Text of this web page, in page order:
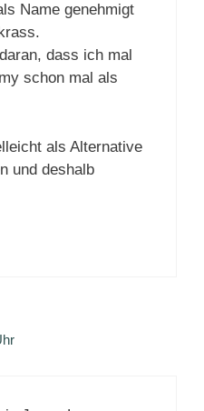
Name genehmigt
dass ich mal
schon mal als
als Alternative
und deshalb